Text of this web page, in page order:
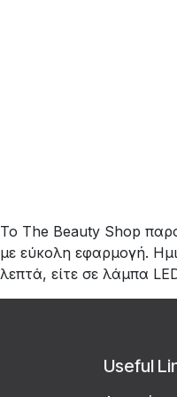
Το The Beauty Shop
με εύκολη εφαρμογή.
λεπτά, είτε σε λάμπα
Useful